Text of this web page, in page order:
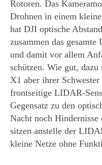
Rotoren. Das
Drohnen in einem
hat DJI optische
zusammen das
und damit vor allem
schützen. Wie gut,
X1 aber ihrer
frontseitige LIDAR-
Gegensatz zu den
Nacht noch
sitzen anstelle der
kleine Netze ohne